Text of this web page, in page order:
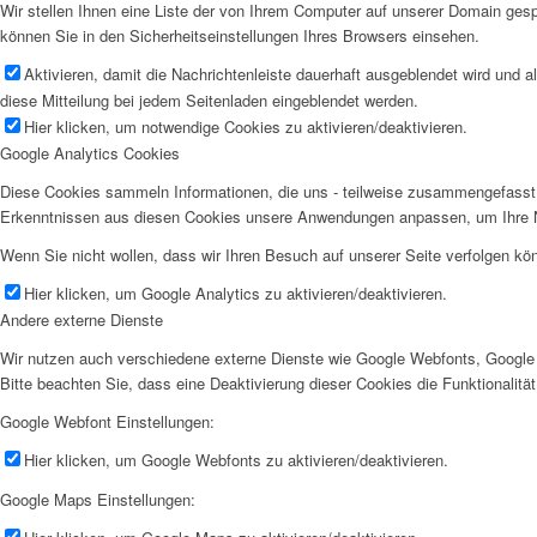
Wir stellen Ihnen eine Liste der von Ihrem Computer auf unserer Domain
können Sie in den Sicherheitseinstellungen Ihres Browsers einsehen.
Aktivieren, damit die Nachrichtenleiste dauerhaft ausgeblendet wird und
diese Mitteilung bei jedem Seitenladen eingeblendet werden.
Hier klicken, um notwendige Cookies zu aktivieren/deaktivieren.
Google Analytics Cookies
Diese Cookies sammeln Informationen, die uns - teilweise
Erkenntnissen aus diesen Cookies unsere Anwendungen anpassen, um
Wenn Sie nicht wollen, dass wir Ihren Besuch auf unserer Seite verfolgen
Hier klicken, um Google Analytics zu aktivieren/deaktivieren.
Andere externe Dienste
Wir nutzen auch verschiedene externe Dienste wie Google Webfonts,
Bitte beachten Sie, dass eine Deaktivierung dieser Cookies die
Google Webfont Einstellungen:
Hier klicken, um Google Webfonts zu aktivieren/deaktivieren.
Google Maps Einstellungen: